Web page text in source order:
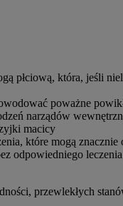
płciową, która, jeśli
poważne
narządów
macicy
które mogą
odpowiedniego
przewlekłych